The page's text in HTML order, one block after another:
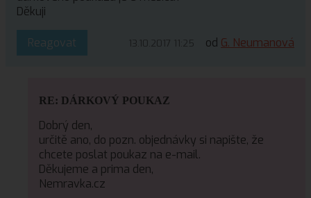
Děkuji
Reagovat 13.10.2017 11:25 od G. Neumanová
RE: DÁRKOVÝ POUKAZ
Dobrý den,
určitě ano, do pozn. objednávky si napište, že
chcete poslat poukaz na e-mail.
Děkujeme a prima den,
Nemravka.cz